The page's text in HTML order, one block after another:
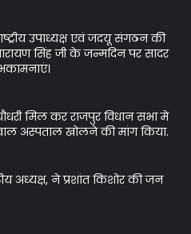
उपाध्यक्ष एवं जदयू संगठन की
सिंह जी के जन्मदिन पर सादर
मिल कर राजपुर विधान सभा मे
अस्पताल खोलने की मांग किया.
अध्यक्ष, ने प्रशांत किशोर की जन